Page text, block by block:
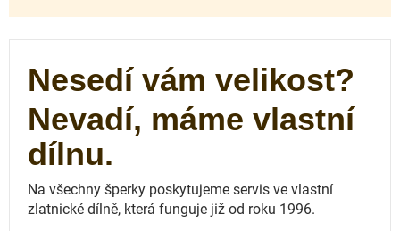
Nesedí vám velikost?
Nevadí, máme vlastní
dílnu.
Na všechny šperky poskytujeme servis ve vlastní
zlatnické dílně, která funguje již od roku 1996.